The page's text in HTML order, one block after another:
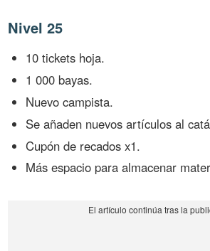
Nivel 25
10 tickets hoja.
1 000 bayas.
Nuevo campista.
Se añaden nuevos artículos al
Cupón de recados x1.
Más espacio para almacenar